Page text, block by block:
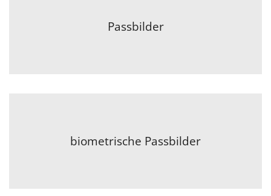
Passbilder
biometrische Passbilder